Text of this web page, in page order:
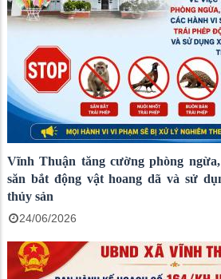
Vĩnh Thuận tăng cường phòng
săn bắt động vật hoang dã và sử
thủy sản
24/06/2026